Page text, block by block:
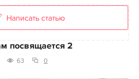
Написать статью
посвящается 2
63 0